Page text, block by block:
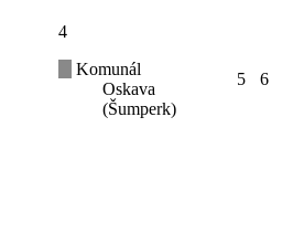
4
Komunál
Oskava
(Šumperk)
5 6